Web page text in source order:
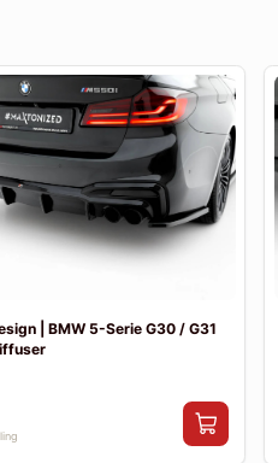
| BMW 5-Serie G30 / G31